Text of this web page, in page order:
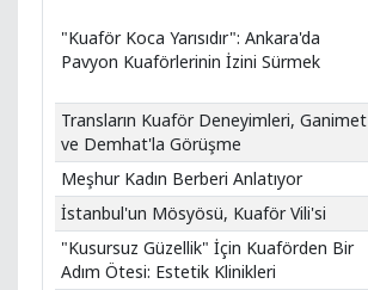
"Kuaför Koca Yarısıdır": Ankara'da
Pavyon Kuaförlerinin İzini Sürmek
Transların Kuaför Deneyimleri, Ganimet
ve Demhat'la Görüşme
Meşhur Kadın Berberi Anlatıyor
İstanbul'un Mösyösü, Kuaför Vili'si
"Kusursuz Güzellik" İçin Kuaförden Bir
Adım Ötesi: Estetik Klinikleri